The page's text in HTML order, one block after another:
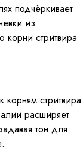
подчёркивает
из
корни стритвира
стритвира
расширяет
тон для